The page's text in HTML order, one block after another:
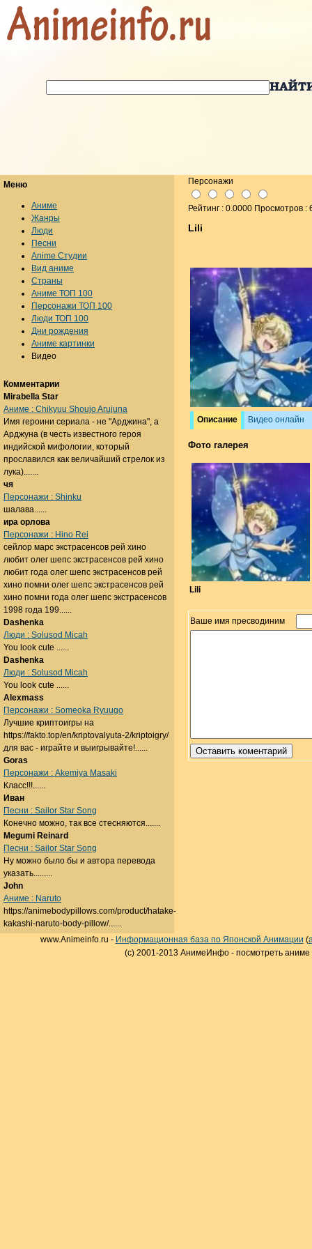
Персонажи
Рейтинг : 0.0000 Просмотров :
Lili
Описание Видео онлайн
Фото галерея
Lili
Ваше имя пресводиним
Меню
Аниме
Жанры
Люди
Песни
Anime Студии
Вид аниме
Страны
Аниме ТОП 100
Персонажи ТОП 100
Люди ТОП 100
Дни рождения
Аниме картинки
Видео
Комментарии
Mirabella Star
Аниме : Chikyuu Shoujo Arujuna
Имя героини сериала - не "Арджина", а
Арджуна (в честь известного героя
индийской мифологии, который
прославился как величайший стрелок из
лука).......
чя
Персонажи : Shinku
шалава......
ира орлова
Персонажи : Hino Rei
сейлор марс экстрасенсов рей хино
любит олег шепс экстрасенсов рей хино
любит года олег шепс экстрасенсов рей
хино помни олег шепс экстрасенсов рей
хино помни года олег шепс экстрасенсов
1998 года 199......
Dashenka
Люди : Solusod Micah
You look cute ......
Dashenka
Люди : Solusod Micah
You look cute ......
Alexmass
Персонажи : Someoka Ryuugo
Лучшие криптоигры на
https://fakto.top/en/kriptovalyuta-2/kriptoigry/
для вас - играйте и выигрывайте!......
Goras
Персонажи : Akemiya Masaki
Класс!!!......
Иван
Песни : Sailor Star Song
Конечно можно, так все стесняются.......
Megumi Reinard
Песни : Sailor Star Song
Ну можно было бы и автора перевода
указать.........
John
Аниме : Naruto
https://animebodypillows.com/product/hatake-
kakashi-naruto-body-pillow/......
www.Animeinfo.ru - Информационная база по Японской Анимации (
(c) 2001-2013 АнимеИнфо - посмотреть аниме